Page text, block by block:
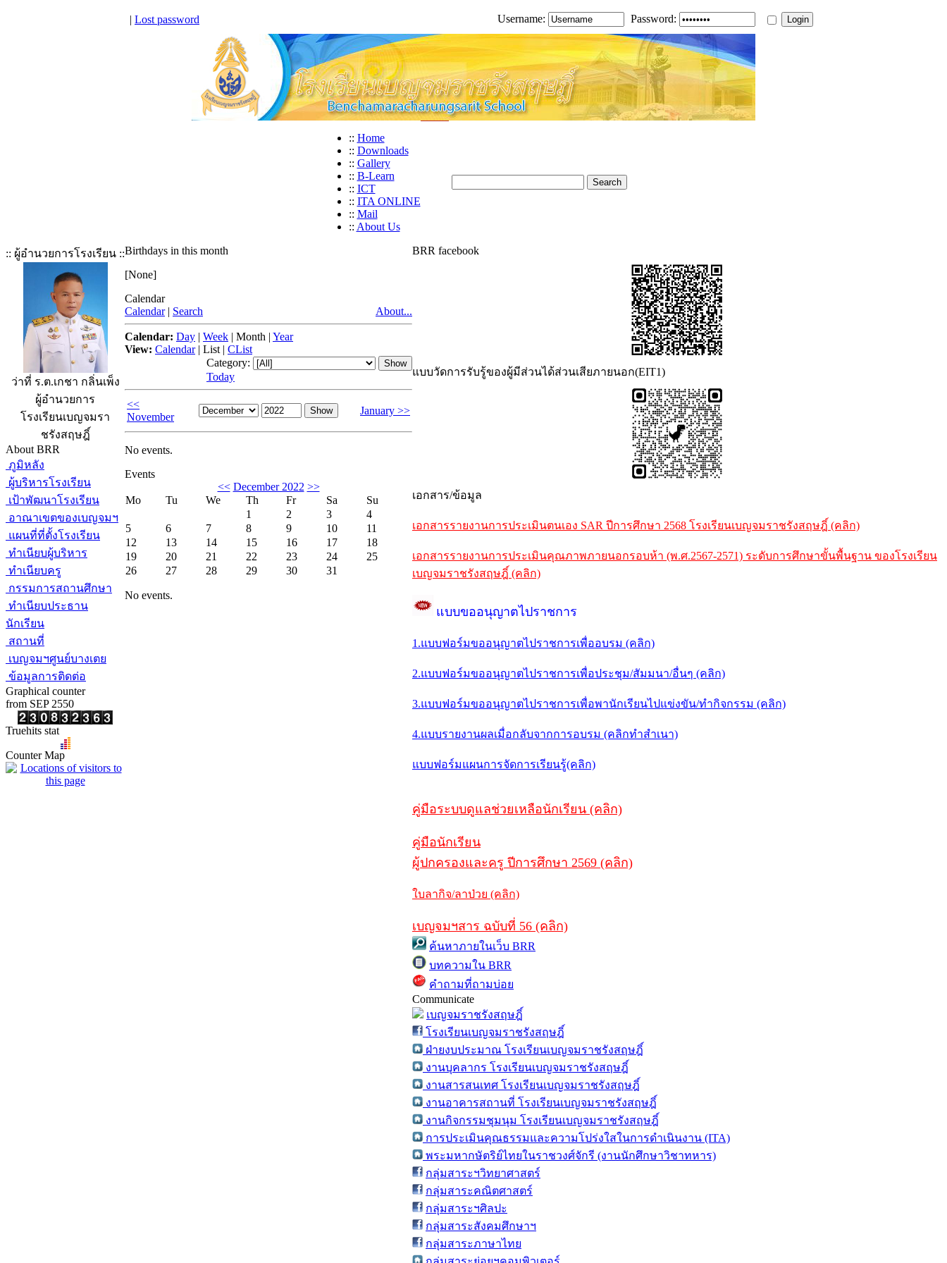
| Lost password Username: Password:
:: Home
:: Downloads
:: Gallery
:: B-Learn
:: ICT
:: ITA ONLINE
:: Mail
:: About Us
:: ผู้อำนวยการโรงเรียน ::
ว่าที่ ร.ต.เกชา กลิ่นเพ็ง
ผู้อำนวยการ
โรงเรียนเบญจมรา
ชรังสฤษฎิ์
About BRR
ภูมิหลัง
ผู้บริหารโรงเรียน
เป้าพัฒนาโรงเรียน
อาณาเขตของเบญจมฯ
แผนที่ที่ตั้งโรงเรียน
ทำเนียบผู้บริหาร
ทำเนียบครู
กรรมการสถานศึกษา
ทำเนียบประธาน
นักเรียน
สถานที่
เบญจมฯศูนย์บางเตย
ข้อมูลการติดต่อ
Graphical counter
from SEP 2550
Truehits stat
Counter Map
Birthdays in this month
[None]
Calendar
Calendar | Search About...
Calendar: Day | Week | Month | Year
View: Calendar| List | CList
Category:
Today
<<
November
January >>
No events.
Events
<< December 2022 >>
Mo
Tu We Th Fr Sa
Su
1
2 3
4
5
6 7 8 9 10
11
12
13 14 15 16 17
18
19
20 21 22 23 24
25
26
27 28 29 30 31
No events.
BRR facebook
แบบวัดการรับรู้ของผู้มีส่วนได้ส่วนเสียภายนอก(EIT1)
เอกสาร/ข้อมูล
เอกสารรายงานการประเมินตนเอง SAR ปีการศึกษา 2568 โรงเรียนเบญจมราชรังสฤษฎิ์ (คลิก)
เอกสารรายงานการประเมินคุณภาพภายนอกรอบห้า (พ.ศ.2567-2571) ระดับการศึกษาขั้นพื้นฐาน ของโรงเรียน
เบญจมราชรังสฤษฎิ์ (คลิก)
แบบขออนุญาตไปราชการ
1.แบบฟอร์มขออนุญาตไปราชการเพื่ออบรม (คลิก)
2.แบบฟอร์มขออนุญาตไปราชการเพื่อประชุม/สัมมนา/อื่นๆ (คลิก)
3.แบบฟอร์มขออนุญาตไปราชการเพื่อพานักเรียนไปแข่งขัน/ทำกิจกรรม (คลิก)
4.แบบรายงานผลเมื่อกลับจากการอบรม (คลิกทำสำเนา)
แบบฟอร์มแผนการจัดการเรียนรู้(คลิก)
คู่มือระบบดูแลช่วยเหลือนักเรียน (คลิก)
คู่มือนักเรียน
ผู้ปกครองและครู ปีการศึกษา 2569 (คลิก)
ใบลากิจ/ลาป่วย (คลิก)
เบญจมฯสาร ฉบับที่ 56 (คลิก)
ค้นหาภายในเว็บ BRR
บทความใน BRR
คำถามที่ถามบ่อย
Communicate
เบญจมราชรังสฤษฎิ์
โรงเรียนเบญจมราชรังสฤษฎิ์
ฝ่ายงบประมาณ โรงเรียนเบญจมราชรังสฤษฎิ์
งานบุคลากร โรงเรียนเบญจมราชรังสฤษฎิ์
งานสารสนเทศ โรงเรียนเบญจมราชรังสฤษฎิ์
งานอาคารสถานที่ โรงเรียนเบญจมราชรังสฤษฎิ์
งานกิจกรรมชุมนุม โรงเรียนเบญจมราชรังสฤษฎิ์
การประเมินคุณธรรมและความโปร่งใสในการดำเนินงาน (ITA)
พระมหากษัตริย์ไทยในราชวงศ์จักรี (งานนักศึกษาวิชาทหาร)
กลุ่มสาระฯวิทยาศาสตร์
กลุ่มสาระคณิตศาสตร์
กลุ่มสาระฯศิลปะ
กลุ่มสาระสังคมศึกษาฯ
กลุ่มสาระภาษาไทย